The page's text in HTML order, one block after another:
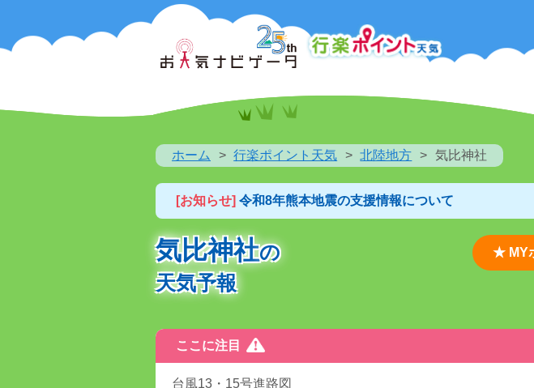
ホーム 行楽ポイント天気 北陸地方 気比神社
[お知らせ] 令和8年熊本地震の支援情報について
気比神社の
天気予報
★ MY
ここに注目
台風13・15号進路図